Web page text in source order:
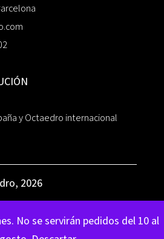
No se servirán pedidos del 10 al
y Octaedro internacional
2026